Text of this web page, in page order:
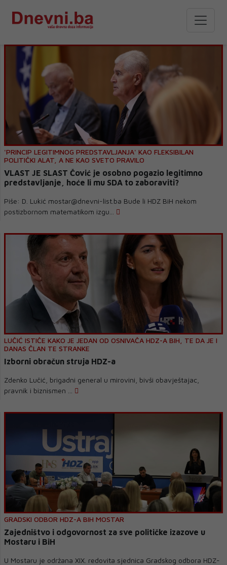
'PRINCIP LEGITIMNOG PREDSTAVLJANJA' KAO FLEKSIBILAN
POLITIČKI ALAT, A NE KAO SVETO PRAVILO
VLAST JE SLAST Čović je osobno pogazio legitimno
predstavljanje, hoće li mu SDA to zaboraviti?
Piše: D. Lukić mostar@dnevni-list.ba Bude li HDZ BiH nekom
postizbornom matematikom izgu...
LUČIĆ ISTIČE KAKO JE JEDAN OD OSNIVAČA HDZ-A BIH, TE DA JE I
DANAS ČLAN TE STRANKE
Izborni obračun struja HDZ-a
Zdenko Lučić, brigadni general u mirovini, bivši obavještajac,
pravnik i biznismen ...
GRADSKI ODBOR HDZ-A BIH MOSTAR
Zajedništvo i odgovornost za sve političke izazove u
Mostaru i BiH
U Mostaru je održana XIX. redovita sjednica Gradskog odbora HDZ-